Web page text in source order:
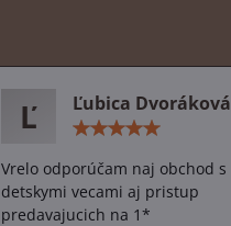
Ľ
Ľubica Dvoráková
/
5
Vrelo odporúčam naj obchod s
detskymi vecami aj pristup
predavajucich na 1*